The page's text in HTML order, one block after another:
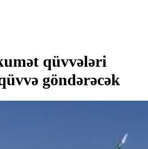
qüvvələri
göndərəcək